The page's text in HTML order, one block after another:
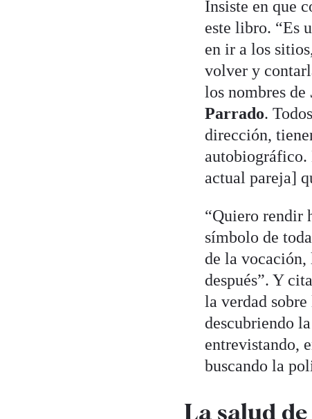
Insiste en que
este libro. “Es
en ir a los
volver y
los nombres de
Parrado.
dirección,
autobiográfico.
actual pareja]
“Quiero rendir
símbolo de
de la vocación,
después”. Y
la verdad
descubriendo
entrevistando,
buscando la
La salud